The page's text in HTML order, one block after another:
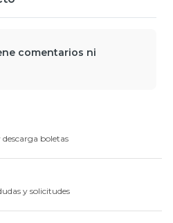
comentarios ni
boletas
y solicitudes